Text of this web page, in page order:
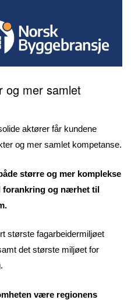
og mer samlet
aktører får kundene
og mer samlet kompetanse.
større og mer komplekse
forankring og nærhet til
største fagarbeidermiljøet
det største miljøet for
være regionens